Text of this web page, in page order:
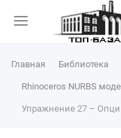
Главная Библиотека
Rhinoceros NURBS
Упражнение 27 –